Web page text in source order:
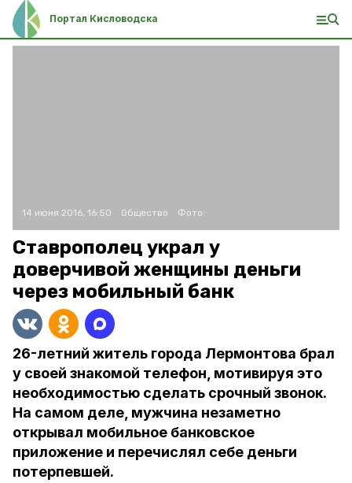
Портал Кисловодска
14 июня 2016, 16:50 Общество Фото:
Ставрополец украл у
доверчивой женщины деньги
через мобильный банк
26-летний житель города Лермонтова брал
у своей знакомой телефон, мотивируя это
необходимостью сделать срочный звонок.
На самом деле, мужчина незаметно
открывал мобильное банковское
приложение и перечислял себе деньги
потерпевшей.